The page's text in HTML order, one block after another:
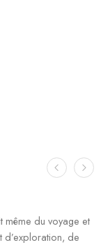
même du voyage et
d’exploration, de